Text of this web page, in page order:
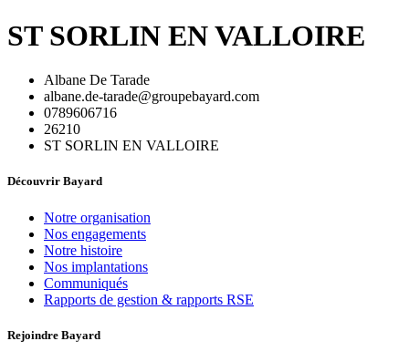
ST SORLIN EN VALLOIRE
Albane De Tarade
albane.de-tarade@groupebayard.com
0789606716
26210
ST SORLIN EN VALLOIRE
Découvrir Bayard
Notre organisation
Nos engagements
Notre histoire
Nos implantations
Communiqués
Rapports de gestion & rapports RSE
Rejoindre Bayard